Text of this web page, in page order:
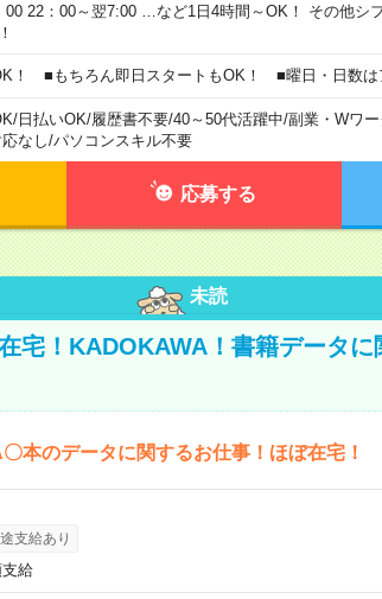
00 22：00～翌7:00 …など1日4時間～OK！ その他シ
！ ■もちろん即日スタートもOK！ ■曜日・日数は
/日払いOK/履歴書不要/40～50代活躍中/副業・Wワ
なし/パソコンスキル不要
応募する
未読
宅！KADOKAWA！書籍データに
本のデータに関するお仕事！ほぼ在宅！
支給あり
給